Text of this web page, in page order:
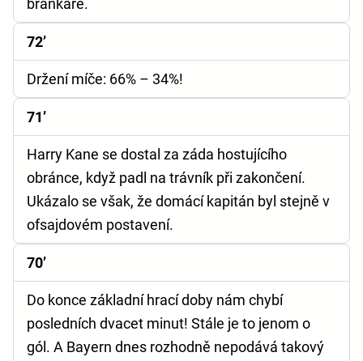
brankáře.
72’
Držení míče: 66% – 34%!
71’
Harry Kane se dostal za záda hostujícího
obránce, když padl na trávník při zakončení.
Ukázalo se však, že domácí kapitán byl stejně v
ofsajdovém postavení.
70’
Do konce základní hrací doby nám chybí
posledních dvacet minut! Stále je to jenom o
gól. A Bayern dnes rozhodně nepodává takový